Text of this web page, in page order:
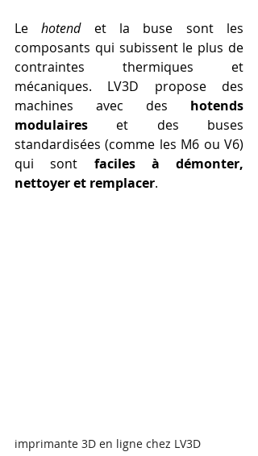
Le hotend et la buse sont les
composants qui subissent le plus de
contraintes thermiques et
mécaniques. LV3D propose des
machines avec des hotends
modulaires et des buses
standardisées (comme les M6 ou V6)
qui sont faciles à démonter,
nettoyer et remplacer.
imprimante 3D en ligne chez LV3D